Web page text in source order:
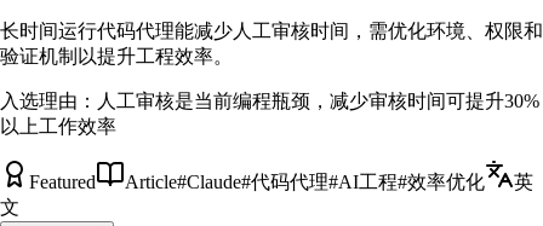
长时间运行代码代理能减少人工审核时间，需优化环境、权限和
验证机制以提升工程效率。
入选理由： 人工审核是当前编程瓶颈，减少审核时间可提升30%
以上工作效率
Featured Article#Claude#代码代理#AI工程#效率优化
英
文